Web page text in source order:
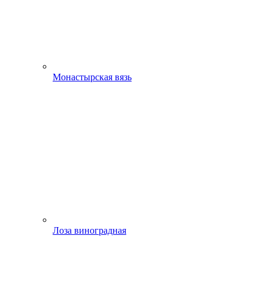
Монастырская вязь
Лоза виноградная